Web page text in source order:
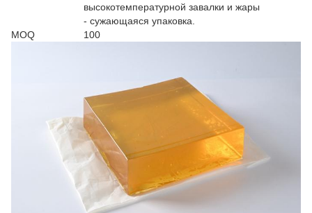
высокотемпературной завалки и жары
- сужающаяся упаковка.
MOQ
100